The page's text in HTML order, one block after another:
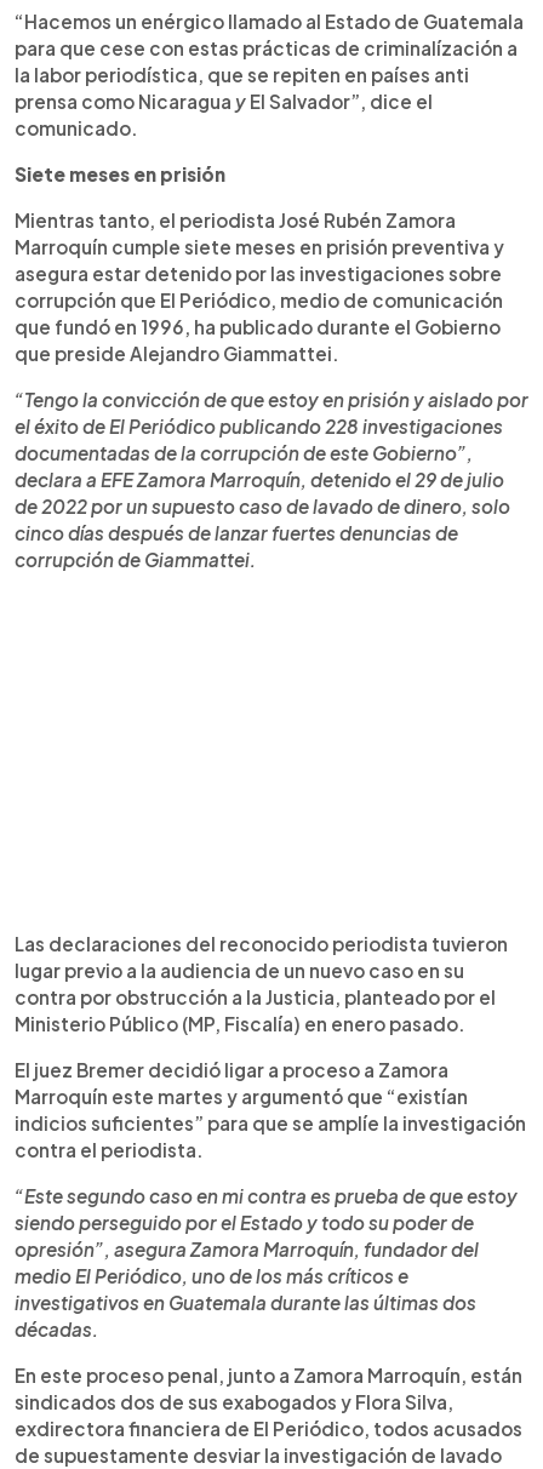
“Hacemos un enérgico llamado al Estado de Guatemala
para que cese con estas prácticas de criminalízación a
la labor periodística, que se repiten en países anti
prensa como Nicaragua y El Salvador”, dice el
comunicado.
Siete meses en prisión
Mientras tanto, el periodista José Rubén Zamora
Marroquín cumple siete meses en prisión preventiva y
asegura estar detenido por las investigaciones sobre
corrupción que El Periódico, medio de comunicación
que fundó en 1996, ha publicado durante el Gobierno
que preside Alejandro Giammattei.
“Tengo la convicción de que estoy en prisión y aislado por
el éxito de El Periódico publicando 228 investigaciones
documentadas de la corrupción de este Gobierno”,
declara a EFE Zamora Marroquín, detenido el 29 de julio
de 2022 por un supuesto caso de lavado de dinero, solo
cinco días después de lanzar fuertes denuncias de
corrupción de Giammattei.
Las declaraciones del reconocido periodista tuvieron
lugar previo a la audiencia de un nuevo caso en su
contra por obstrucción a la Justicia, planteado por el
Ministerio Público (MP, Fiscalía) en enero pasado.
El juez Bremer decidió ligar a proceso a Zamora
Marroquín este martes y argumentó que “existían
indicios suficientes” para que se amplíe la investigación
contra el periodista.
“Este segundo caso en mi contra es prueba de que estoy
siendo perseguido por el Estado y todo su poder de
opresión”, asegura Zamora Marroquín, fundador del
medio El Periódico, uno de los más críticos e
investigativos en Guatemala durante las últimas dos
décadas.
En este proceso penal, junto a Zamora Marroquín, están
sindicados dos de sus exabogados y Flora Silva,
exdirectora financiera de El Periódico, todos acusados
de supuestamente desviar la investigación de lavado